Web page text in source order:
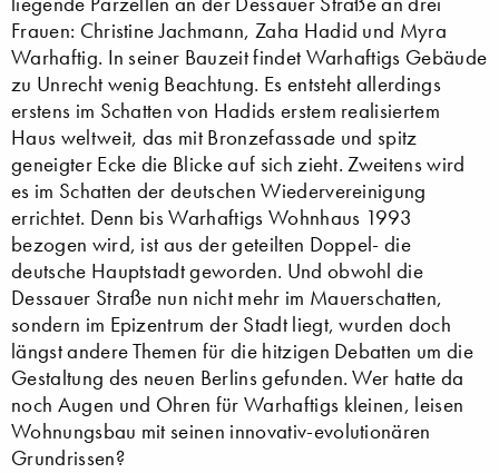
Frauen: Christine Jachmann, Zaha Hadid und Myra
Warhaftig. In seiner Bauzeit findet Warhaftigs Gebäude
zu Unrecht wenig Beachtung. Es entsteht allerdings
erstens im Schatten von Hadids erstem realisiertem
Haus weltweit, das mit Bronzefassade und spitz
geneigter Ecke die Blicke auf sich zieht. Zweitens wird
es im Schatten der deutschen Wiedervereinigung
errichtet. Denn bis Warhaftigs Wohnhaus 1993
bezogen wird, ist aus der geteilten Doppel- die
deutsche Hauptstadt geworden. Und obwohl die
Dessauer Straße nun nicht mehr im Mauerschatten,
sondern im Epizentrum der Stadt liegt, wurden doch
längst andere Themen für die hitzigen Debatten um die
Gestaltung des neuen Berlins gefunden. Wer hatte da
noch Augen und Ohren für Warhaftigs kleinen, leisen
Wohnungsbau mit seinen innovativ-evolutionären
Grundrissen?